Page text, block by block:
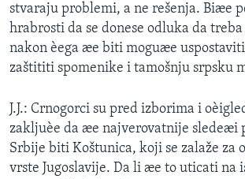
stvaraju problemi, a ne rešenja. Biæe
hrabrosti da se donese odluka da
nakon èega æe biti moguæe
zaštititi spomenike i tamošnju srpsku
J.J.: Crnogorci su pred izborima i
zakljuèe da æe najverovatnije sledeæi
Srbije biti Koštunica, koji se zalaže za
vrste Jugoslavije. Da li æe to uticati na